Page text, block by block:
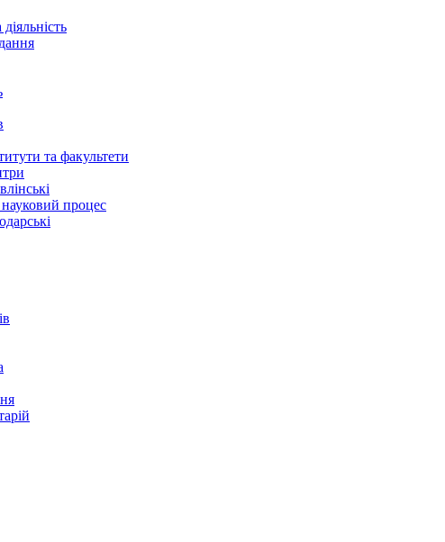
та факультети
процес